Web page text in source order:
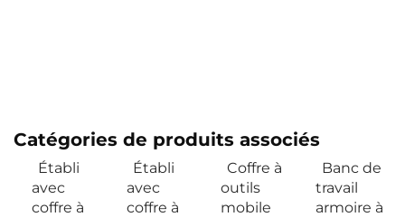
Catégories de produits associés
Établi
avec
coffre à
Établi
avec
coffre à
Coffre à
outils
mobile
Banc de
travail
armoire à